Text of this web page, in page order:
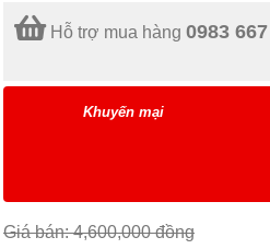
Hỗ trợ mua hàng 0983
Khuyến mại
Giá bán: 4,600,000đồng